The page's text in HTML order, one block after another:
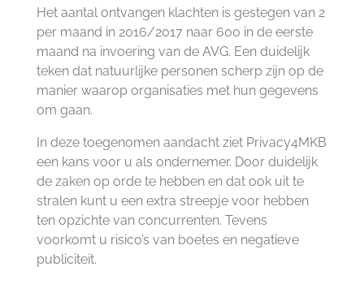
Het aantal ontvangen klachten is gestegen van 2
per maand in 2016/2017 naar 600 in de eerste
maand na invoering van de AVG. Een duidelijk
teken dat natuurlijke personen scherp zijn op de
manier waarop organisaties met hun gegevens
om gaan.
In deze toegenomen aandacht ziet Privacy4MKB
een kans voor u als ondernemer. Door duidelijk
de zaken op orde te hebben en dat ook uit te
stralen kunt u een extra streepje voor hebben
ten opzichte van concurrenten. Tevens
voorkomt u risico’s van boetes en negatieve
publiciteit.